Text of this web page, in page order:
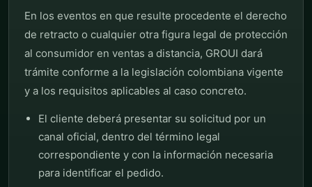
En los eventos en que resulte procedente el derecho
de retracto o cualquier otra figura legal de protección
al consumidor en ventas a distancia, GROUI dará
trámite conforme a la legislación colombiana vigente
y a los requisitos aplicables al caso concreto.
El cliente deberá presentar su solicitud por un
canal oficial, dentro del término legal
correspondiente y con la información necesaria
para identificar el pedido.